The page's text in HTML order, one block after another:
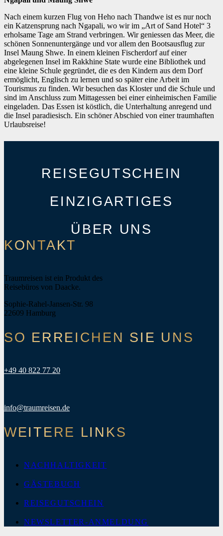
Nach einem kurzen Flug von Heho nach Thandwe ist es nur noch
ein Katzensprung nach Ngapali, wo wir im „Art of Sand Hotel“ 3
erholsame Tage am Strand verbringen. Wir geniessen das Meer, die
schönen Sonnenuntergänge und vor allem den Bootsausflug zur
Insel Maung Shwe. In einem kleinen Fischerdorf auf einer
abgelegenen Insel im Rakkhine State wurde eine Bibliothek und
eine kleine Schule gegründet, die es den Kindern aus dem Dorf
ermöglicht, Englisch zu lernen und so später eine Arbeit im
Tourismus zu finden. Wir besuchen das Kloster und die Schule und
sind im Anschluss zum Mittagessen bei einer einheimischen Familie
eingeladen. Das Essen ist köstlich, die Unterhaltung anregend und
die Insel paradiesisch. Ein schöner Abschied von einer traumhaften
Urlaubsreise!
REISEGUTSCHEIN
EINZIGARTIGES
ÜBER UNS
KONTAKT
Traumreisen ist ein Produkt des
Reisebüros von Daacke.
Sophie-Rahel-Jansen-Str. 98
22609 Hamburg
SO ERREICHEN SIE UNS
+49 40 822 77 20
info@traumreisen.de
WEITERE LINKS
NACHHALTIGKEIT
GÄSTEBUCH
REISEGUTSCHEIN
NEWSLETTER-ANMELDUNG